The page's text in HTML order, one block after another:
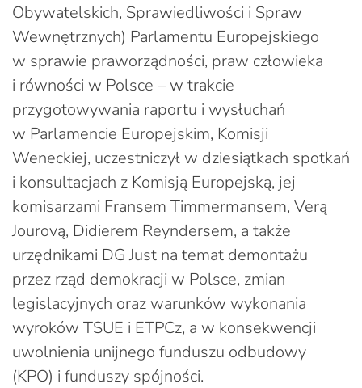
Obywatelskich, Sprawiedliwości i Spraw
Wewnętrznych) Parlamentu Europejskiego
w sprawie praworządności, praw człowieka
i równości w Polsce – w trakcie
przygotowywania raportu i wysłuchań
w Parlamencie Europejskim, Komisji
Weneckiej, uczestniczył w dziesiątkach spotkań
i konsultacjach z Komisją Europejską, jej
komisarzami Fransem Timmermansem, Verą
Jourovą, Didierem Reyndersem, a także
urzędnikami DG Just na temat demontażu
przez rząd demokracji w Polsce, zmian
legislacyjnych oraz warunków wykonania
wyroków TSUE i ETPCz, a w konsekwencji
uwolnienia unijnego funduszu odbudowy
(KPO) i funduszy spójności.